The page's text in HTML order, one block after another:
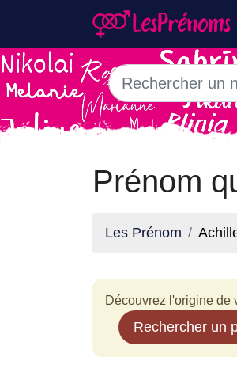
Prénom
Les Prénom
Découvrez l'origine de
Rechercher un